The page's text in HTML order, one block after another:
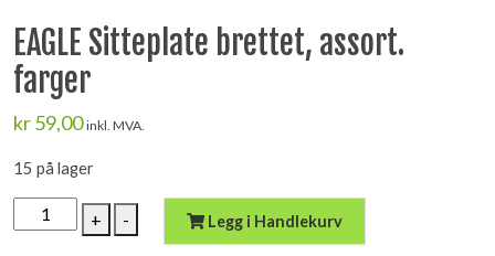
EAGLE Sitteplate brettet, assort.
farger
kr59,00 inkl. MVA.
15 på lager
+
EAGLE
Sitteplate
- Legg i Handlekurv